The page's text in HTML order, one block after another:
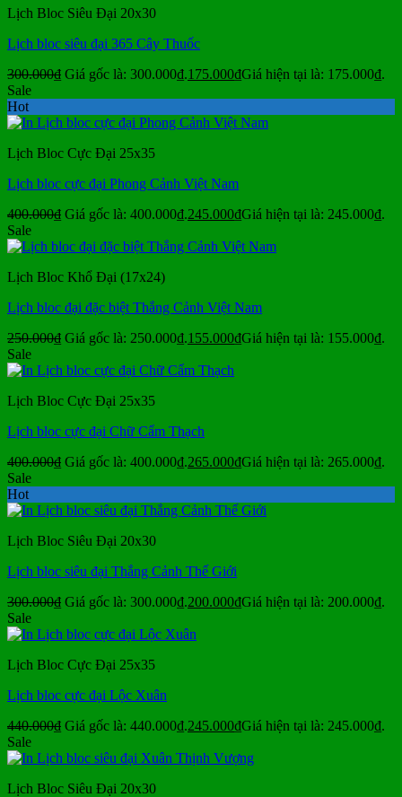
Lịch Bloc Siêu Đại 20x30
Lịch bloc siêu đại 365 Cây Thuốc
300.000₫ Giá gốc là: 300.000₫.175.000₫Giá hiện tại là: 175.000₫.
Sale
Hot
Lịch Bloc Cực Đại 25x35
Lịch bloc cực đại Phong Cảnh Việt Nam
400.000₫ Giá gốc là: 400.000₫.245.000₫Giá hiện tại là: 245.000₫.
Sale
Lịch Bloc Khổ Đại (17x24)
Lịch bloc đại đặc biệt Thắng Cảnh Việt Nam
250.000₫ Giá gốc là: 250.000₫.155.000₫Giá hiện tại là: 155.000₫.
Sale
Lịch Bloc Cực Đại 25x35
Lịch bloc cực đại Chữ Cẩm Thạch
400.000₫ Giá gốc là: 400.000₫.265.000₫Giá hiện tại là: 265.000₫.
Sale
Hot
Lịch Bloc Siêu Đại 20x30
Lịch bloc siêu đại Thắng Cảnh Thế Giới
300.000₫ Giá gốc là: 300.000₫.200.000₫Giá hiện tại là: 200.000₫.
Sale
Lịch Bloc Cực Đại 25x35
Lịch bloc cực đại Lộc Xuân
440.000₫ Giá gốc là: 440.000₫.245.000₫Giá hiện tại là: 245.000₫.
Sale
Lịch Bloc Siêu Đại 20x30